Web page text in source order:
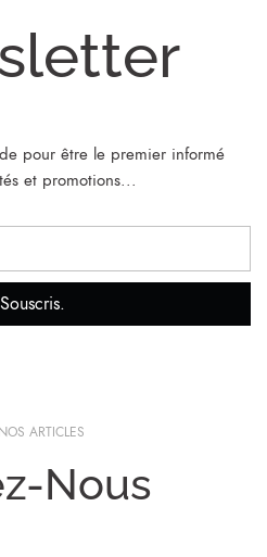
pour être le premier informé
et promotions...
ARTICLES
Nous